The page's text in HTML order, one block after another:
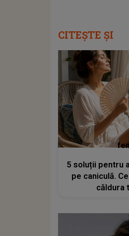
CITEȘTE ȘI
5 soluții pentru
pe caniculă.
căldura